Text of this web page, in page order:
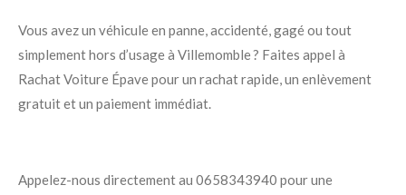
Vous avez un véhicule en panne, accidenté, gagé ou tout
simplement hors d’usage à Villemomble ? Faites appel à
Rachat Voiture Épave pour un rachat rapide, un enlèvement
gratuit et un paiement immédiat.
Appelez-nous directement au 0658343940 pour une